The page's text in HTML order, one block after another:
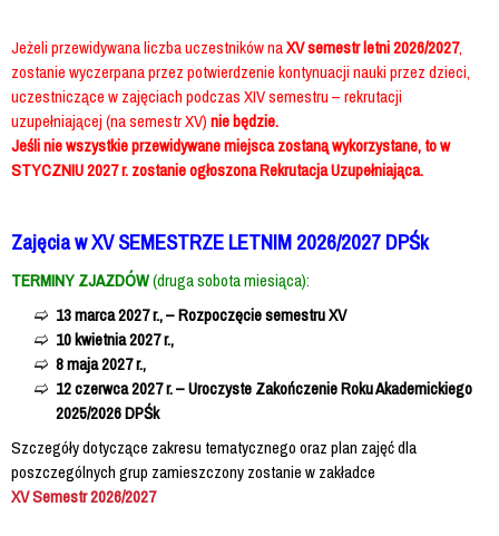
Jeżeli przewidywana liczba uczestników naXV semestr letni 2026/2027,
zostanie wyczerpana przez potwierdzenie kontynuacji nauki przez dzieci,
uczestniczące w zajęciach podczas XIV semestru – rekrutacji
uzupełniającej (na semestr XV)nie będzie.
Jeśli nie wszystkie przewidywane miejsca zostaną wykorzystane, to w
STYCZNIU 2027 r. zostanie ogłoszona Rekrutacja Uzupełniająca.
Zajęcia w XV SEMESTRZE LETNIM 2026/2027 DPŚk
TERMINY ZJAZDÓW(druga sobota miesiąca):
13 marca 2027 r., – Rozpoczęcie semestru XV
10 kwietnia 2027 r.,
8 maja 2027 r.,
12 czerwca 2027 r. – Uroczyste Zakończenie Roku Akademickiego
2025/2026 DPŚk
Szczegóły dotyczące zakresu tematycznego oraz plan zajęć dla
poszczególnych grup zamieszczony zostanie w zakładce
XVSemestr 2026/2027